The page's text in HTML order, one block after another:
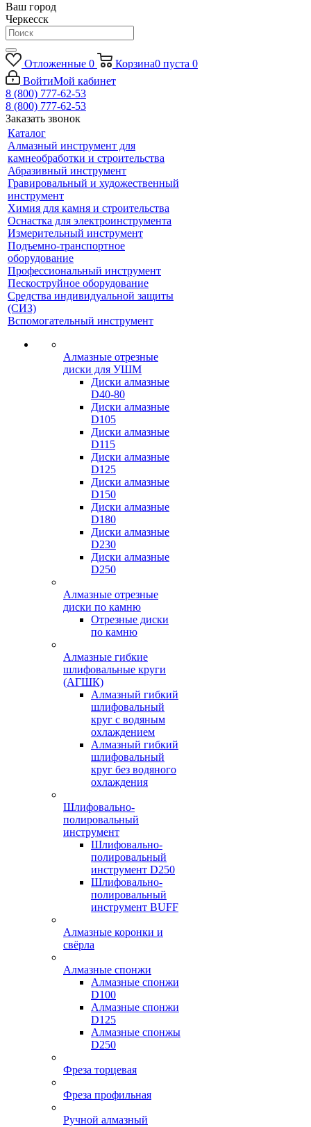
Ваш город
Черкесск
Отложенные 0 Корзина0 пуста 0
ВойтиМой кабинет
8 (800) 777-62-53
8 (800) 777-62-53
Заказать звонок
Каталог
Алмазный инструмент для
камнеобработки и строительства
Абразивный инструмент
Гравировальный и художественный
инструмент
Химия для камня и строительства
Оснастка для электроинструмента
Измерительный инструмент
Подъемно-транспортное
оборудование
Профессиональный инструмент
Пескоструйное оборудование
Средства индивидуальной защиты
(СИЗ)
Вспомогательный инструмент
Алмазные отрезные
диски для УШМ
Диски алмазные
D40-80
Диски алмазные
D105
Диски алмазные
D115
Диски алмазные
D125
Диски алмазные
D150
Диски алмазные
D180
Диски алмазные
D230
Диски алмазные
D250
Алмазные отрезные
диски по камню
Отрезные диски
по камню
Алмазные гибкие
шлифовальные круги
(АГШК)
Алмазный гибкий
шлифовальный
круг с водяным
охлаждением
Алмазный гибкий
шлифовальный
круг без водяного
охлаждения
Шлифовально-
полировальный
инструмент
Шлифовально-
полировальный
инструмент D250
Шлифовально-
полировальный
инструмент BUFF
Алмазные коронки и
свёрла
Алмазные спонжи
Алмазные спонжи
D100
Алмазные спонжи
D125
Алмазные спонжы
D250
Фреза торцевая
Фреза профильная
Ручной алмазный